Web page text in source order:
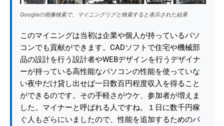
Googleの画像検索で、マイニングリグと検索すると表示された結果
このマイニングは当初は企業や個人が持っているパソ
コンでも貢献ができます。CADソフトで住宅や機械部
品の設計を行う設計者やWEBデザインを行うデザイナ
ーが持っている高性能なパソコンの性能を使っていな
い夜中だけ貸し出せば一日数百円程度収入を得ること
ができるのです。その手軽さがウケ、参加者が増えま
した。マイナーと呼ばれる人ですね。１日に数千円稼
ぐ人もざらにいましたので、性能を追加するためのパ